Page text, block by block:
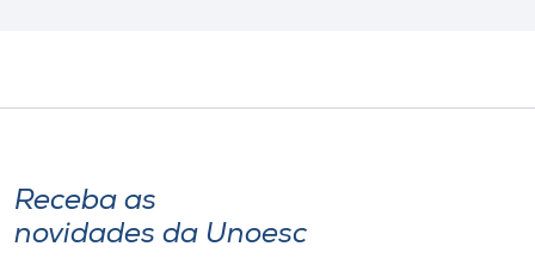
Receba as
novidades da Unoesc